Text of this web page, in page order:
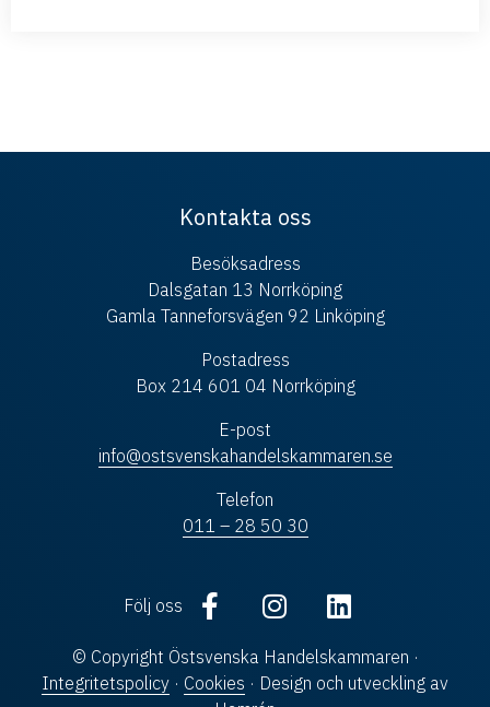
Kontakta oss
Besöksadress
Dalsgatan 13 Norrköping
Gamla Tanneforsvägen 92 Linköping
Postadress
Box 214 601 04 Norrköping
E-post
info@ostsvenskahandelskammaren.se
Telefon
011 – 28 50 30
Följ oss
© Copyright Östsvenska Handelskammaren ·
Integritetspolicy · Cookies · Design och utveckling av